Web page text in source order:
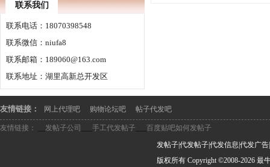
联系我们
联系电话：18070398548
联系微信：niufa8
联系邮箱：189060@163.com
联系地址：湖里高新总开发区
友情链接： 网上代理吧 购物论坛吧 帖子代发吧
友情链接： 发帖子公司 手工代发帖子
百度贴吧如何发帖子
发帖子|代发帖子|代发信息|代发广
版权所有 Copyright ©2008-2026 最